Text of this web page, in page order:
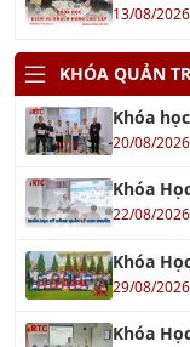
13/08/2026
KHÓA QUẢN
Khóa
20/08/2026
Khóa
22/08/2026
Khóa
29/08/2026
Khóa